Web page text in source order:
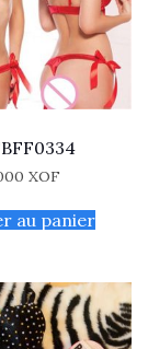
XOF
au panier